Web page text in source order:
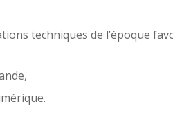
techniques de l’époque